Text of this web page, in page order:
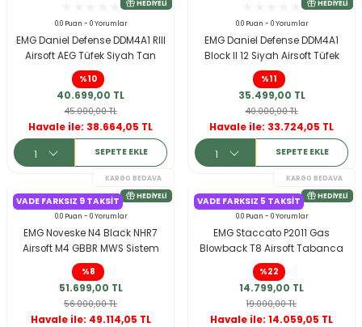
Mermisi
0.0 Puan - 0 Yorumlar
EMG Daniel Defense DDM4A1 RIII
Airsoft AEG Tüfek Siyah Tan
%10
40.699,00 TL
45.000,00 TL
Havale ile: 38.664,05 TL
SEPETE EKLE
0.0 Puan - 0 Yorumlar
EMG Daniel Defense DDM4A1
Block II 12 Siyah Airsoft Tüfek
Platinum QBS
%11
35.499,00 TL
40.000,00 TL
Havale ile: 33.724,05 TL
SEPETE EKLE
VADE FARKSIZ 9 TAKSIT
KARGO BEDAVA
0.0 Puan - 0 Yorumlar
EMG Noveske N4 Black NHR7
Airsoft M4 GBBR MWS Sistem
Double Eagle BK Gen 2
%8
51.699,00 TL
56.000,00 TL
Havale ile: 49.114,05 TL
VADE FARKSIZ 5 TAKSIT
0.0 Puan - 0 Yorumlar
EMG Staccato P2011 Gas
Blowback T8 Airsoft Tabanca
%22
14.799,00 TL
19.000,00 TL
Havale ile: 14.059,05 TL